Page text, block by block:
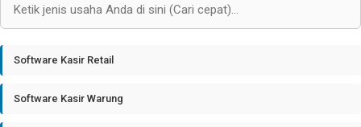
Software Kasir Retail
Software Kasir Warung